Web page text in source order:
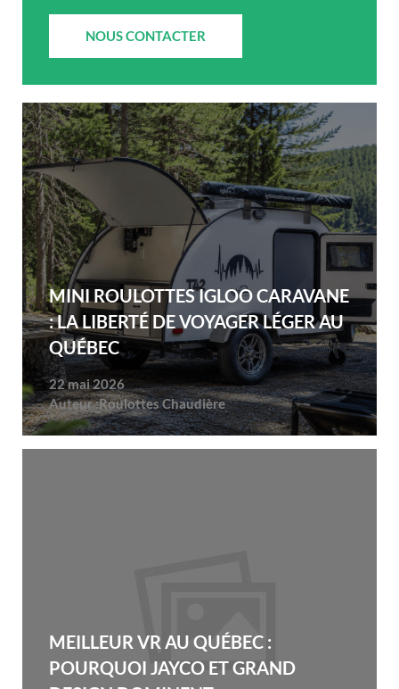
NOUS CONTACTER
MINI ROULOTTES IGLOO CARAVANE
: LA LIBERTÉ DE VOYAGER LÉGER AU
QUÉBEC
22 mai 2026
Auteur :Roulottes Chaudière
MEILLEUR VR AU QUÉBEC :
POURQUOI JAYCO ET GRAND